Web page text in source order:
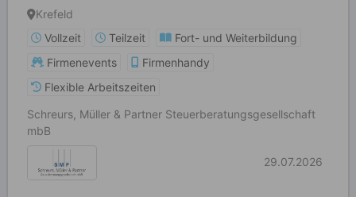
Vollzeit - Mittelstand
Krefeld
Vollzeit
Teilzeit
Fort- und Weiterbildung
Firmenevents
Firmenhandy
Flexible Arbeitszeiten
Schreurs, Müller & Partner Steuerberatungsgesellschaft
mbB
29.07.2026